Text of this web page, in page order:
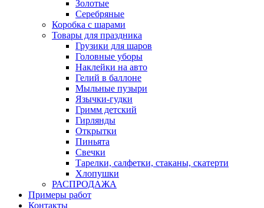
Золотые
Серебряные
Коробка с шарами
Товары для праздника
Грузики для шаров
Головные уборы
Наклейки на авто
Гелий в баллоне
Мыльные пузыри
Язычки-гудки
Гримм детский
Гирлянды
Открытки
Пиньята
Свечки
Тарелки, салфетки, стаканы, скатерти
Хлопушки
РАСПРОДАЖА
Примеры работ
Контакты